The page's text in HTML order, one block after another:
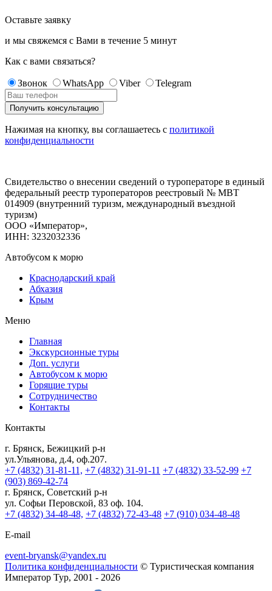
Оставьте заявку
и мы свяжемся с Вами в течение 5 минут
Как с вами связаться?
Звонок WhatsApp Viber Telegram
Нажимая на кнопку, вы соглашаетесь с политикой
конфиденциальности
Свидетельство о внесении сведений о туроператоре в единый
федеральный реестр туроператоров реестровый № МВТ
014909 (внутренний туризм, международный въездной
туризм)
ООО «Император»,
ИНН: 3232032336
Автобусом к морю
Краснодарский край
Абхазия
Крым
Меню
Главная
Экскурсионные туры
Доп. услуги
Автобусом к морю
Горящие туры
Сотрудничество
Контакты
Контакты
г. Брянск, Бежицкий р-н
ул.Ульянова, д.4, оф.207.
+7 (4832) 31-81-11, +7 (4832) 31-91-11 +7 (4832) 33-52-99 +7
(903) 869-42-74
г. Брянск, Советский р-н
ул. Софьи Перовской, 83 оф. 104.
+7 (4832) 34-48-48, +7 (4832) 72-43-48 +7 (910) 034-48-48
E-mail
event-bryansk@yandex.ru
Политика конфиденциальности © Туристическая компания
Император Тур, 2001 - 2026